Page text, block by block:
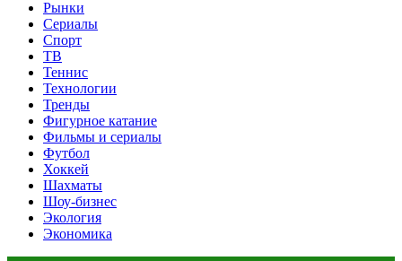
Рынки
Сериалы
Спорт
ТВ
Теннис
Технологии
Тренды
Фигурное катание
Фильмы и сериалы
Футбол
Хоккей
Шахматы
Шоу-бизнес
Экология
Экономика